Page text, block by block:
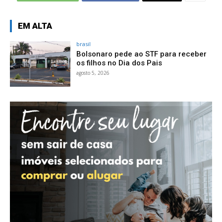
EM ALTA
brasil
Bolsonaro pede ao STF para receber
os filhos no Dia dos Pais
agosto 5, 2026